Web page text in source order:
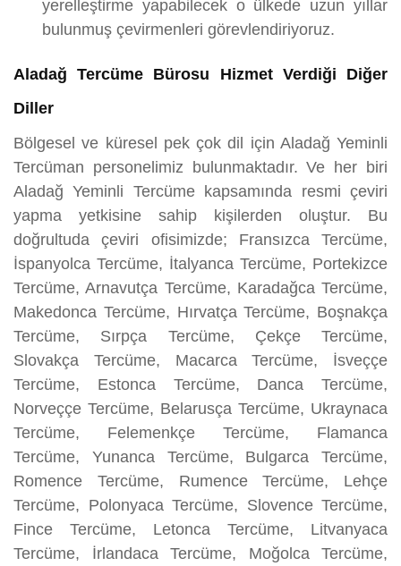
yerelleştirme yapabilecek o ülkede uzun yıllar
bulunmuş çevirmenleri görevlendiriyoruz.
Aladağ Tercüme Bürosu Hizmet Verdiği Diğer
Diller
Bölgesel ve küresel pek çok dil için Aladağ Yeminli
Tercüman personelimiz bulunmaktadır. Ve her biri
Aladağ Yeminli Tercüme kapsamında resmi çeviri
yapma yetkisine sahip kişilerden oluştur. Bu
doğrultuda çeviri ofisimizde; Fransızca Tercüme,
İspanyolca Tercüme, İtalyanca Tercüme, Portekizce
Tercüme, Arnavutça Tercüme, Karadağca Tercüme,
Makedonca Tercüme, Hırvatça Tercüme, Boşnakça
Tercüme, Sırpça Tercüme, Çekçe Tercüme,
Slovakça Tercüme, Macarca Tercüme, İsveççe
Tercüme, Estonca Tercüme, Danca Tercüme,
Norveççe Tercüme, Belarusça Tercüme, Ukraynaca
Tercüme, Felemenkçe Tercüme, Flamanca
Tercüme, Yunanca Tercüme, Bulgarca Tercüme,
Romence Tercüme, Rumence Tercüme, Lehçe
Tercüme, Polonyaca Tercüme, Slovence Tercüme,
Fince Tercüme, Letonca Tercüme, Litvanyaca
Tercüme, İrlandaca Tercüme, Moğolca Tercüme,